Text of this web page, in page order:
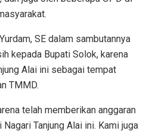
SE dalam sambutannya
kepada Bupati Solok, karena
Alai ini sebagai tempat
TMMD.
telah memberikan anggaran
Tanjung Alai ini. Kami juga